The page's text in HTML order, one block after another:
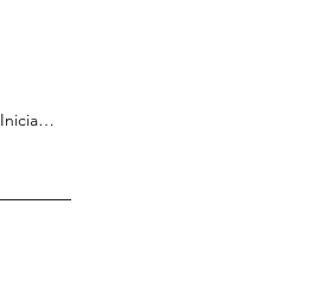
Iniciar sesión